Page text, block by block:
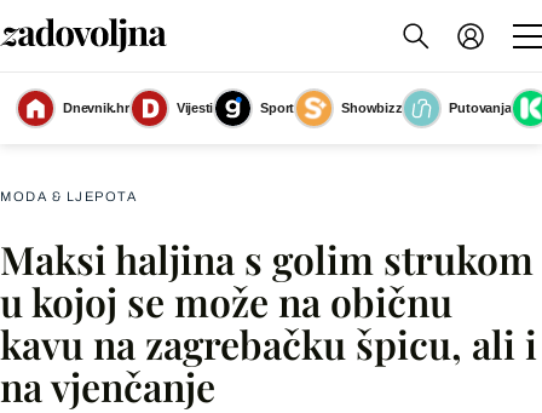
Dnevnik.hr Vijesti Sport Showbizz Putovanja
Zagrebačka street stylerica nosi maksi haljinu cvjetnog uzorka(Foto: Josip
Moler/Cropix)
MODA & LJEPOTA
Maksi haljina s golim strukom
u kojoj se može na običnu
kavu na zagrebačku špicu, ali i
na vjenčanje
Facebook
X